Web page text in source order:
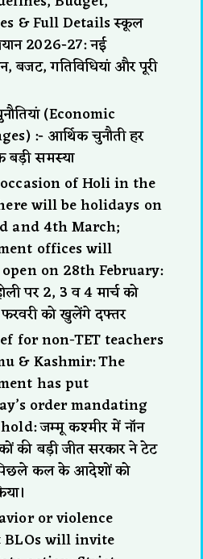
& Full Details स्कूल
2026-27: नई
बजट, गतिविधियां और पूरी
(Economic
:- आर्थिक चुनौती हर
बड़ी समस्या
of Holi in the
will be holidays on
and 4th March;
offices will
on 28th February:
पर 2, 3 व 4 मार्च को
फरवरी को खुलेंगे दफ्तर
for non-TET teachers
& Kashmir: The
has put
order mandating
जम्मू कश्मीर में नॉन
की बड़ी जीत सरकार ने टेट
कल के आदेशों को
or violence
BLOs will invite